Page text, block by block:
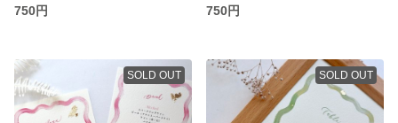
750円
750円
SOLD OUT SOLD OUT